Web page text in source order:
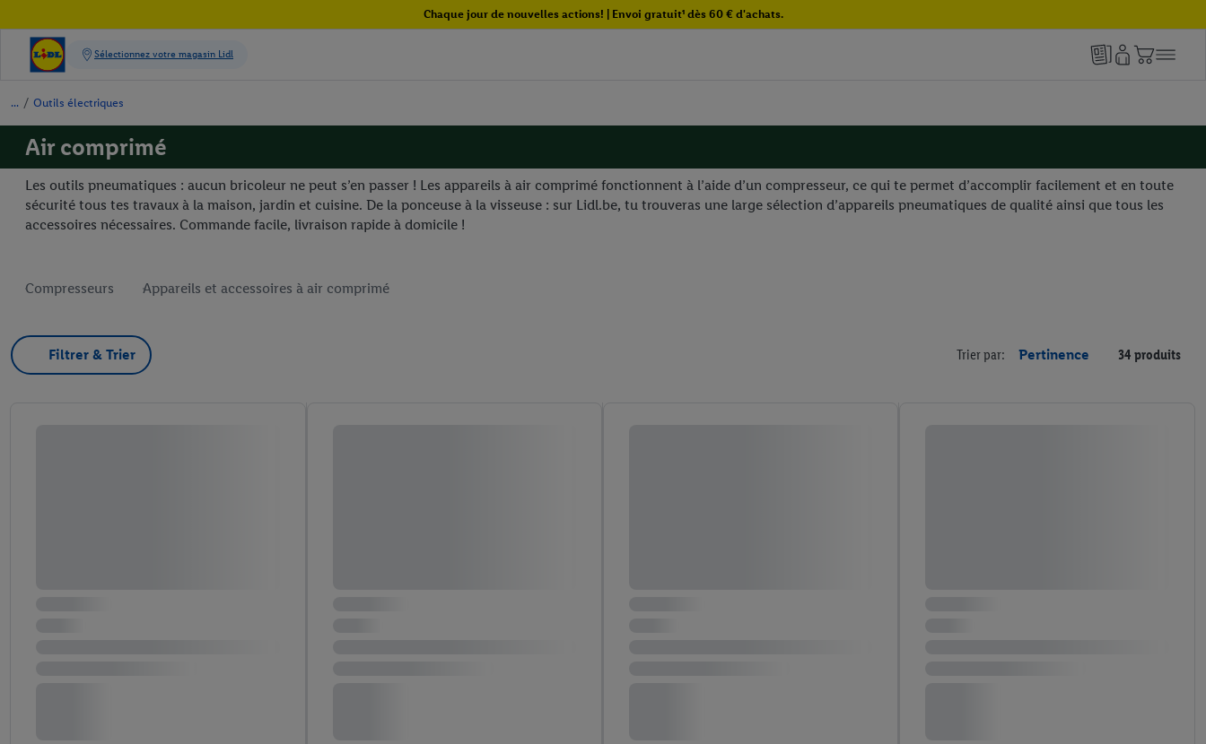
Chaque jour de nouvelles actions! | Envoi gratuit¹ dès 60 € d'achats.
/ Outils électriques
Air comprimé
Les outils pneumatiques : aucun bricoleur ne peut s’en passer ! Les appareils à air comprimé fonctionnent à l’aide d’un compresseur, ce qui te permet d’accomplir facilement et en toute
sécurité tous tes travaux à la maison, jardin et cuisine. De la ponceuse à la visseuse : sur Lidl.be, tu trouveras une large sélection d’appareils pneumatiques de qualité ainsi que tous les
accessoires nécessaires. Commande facile, livraison rapide à domicile !
Compresseurs Appareils et accessoires à air comprimé
Filtrer & Trier Trier par: Pertinence 34 produits